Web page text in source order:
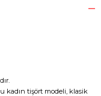
kadın tişört modeli, klasik